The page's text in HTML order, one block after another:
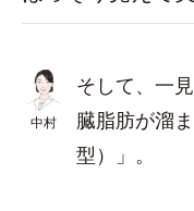
中村
そして、一
臓脂肪が溜
型）」。